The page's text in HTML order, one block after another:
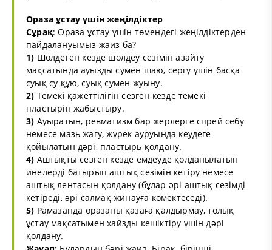
Ораза ұстау үшін жеңілдіктер
Сұрақ: Ораза ұстау үшін төмендегі жеңілдіктерден
пайдалануымыз жаиз ба?
1) Шөлдеген кезде шөлдеу сезімін азайту
мақсатында ауызды сумен шаю, сергу үшін басқа
суық су құю, суық сумен жуыну.
2) Темекі қажеттілігін сезген кезде темекі
пластырін жабыстыру.
3) Ауыратын, ревматизм бар жерлерге спрей себу
немесе мазь жағу, жүрек ауруында кеудеге
қойылатын дәрі, пластырь қолдану.
4) Аштықты сезген кезде емдеуде қолданылатын
инелерді батырып аштық сезімін кетіру немесе
аштық лентасын қолдану (бұлар әрі аштық сезімді
кетіреді, әрі салмақ жинауға көмектеседі).
5) Рамазанда оразаны қазаға қалдырмау, толық
ұстау мақсатымен хайзды кешіктіру үшін дәрі
қолдану.